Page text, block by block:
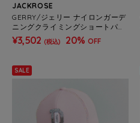
JACKROSE
GERRY/ジェリー ナイロンガーデ
ニングクライミングショートパン
ツ(MENS)
¥3,502 (税込) 20% OFF
SALE